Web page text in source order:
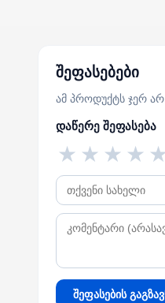
შეფასებები
ამ პროდუქტს ჯერ
დაწერე შეფასება
★
★
★
★
★
შეფასების